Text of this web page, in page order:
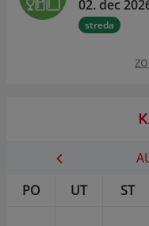
02. dec
streda
PO
UT ST